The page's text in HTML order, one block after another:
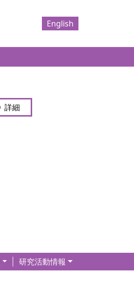
English
詳細
研究活動情報